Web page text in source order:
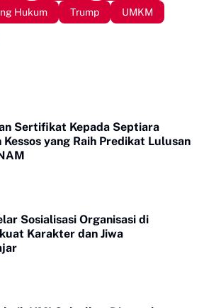
Hukum Trump
UMKM
Sertifikat Kepada Septiara
Kessos yang Raih Predikat Lulusan
Sosialisasi Organisasi di
Karakter dan Jiwa